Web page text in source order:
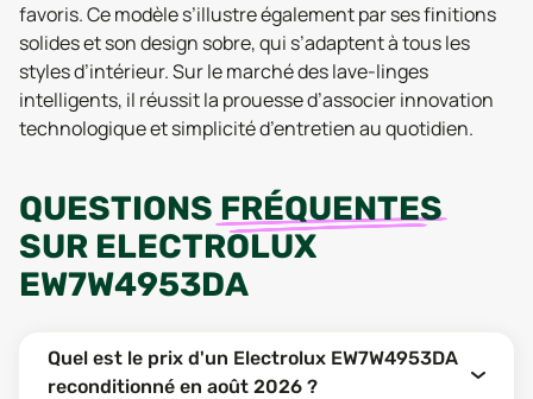
favoris. Ce modèle s’illustre également par ses finitions
solides et son design sobre, qui s’adaptent à tous les
styles d’intérieur. Sur le marché des lave-linges
intelligents, il réussit la prouesse d’associer innovation
technologique et simplicité d’entretien au quotidien.
QUESTIONS FRÉQUENTES
SUR ELECTROLUX
EW7W4953DA
Quel est le prix d'un Electrolux EW7W4953DA
reconditionné en août 2026 ?